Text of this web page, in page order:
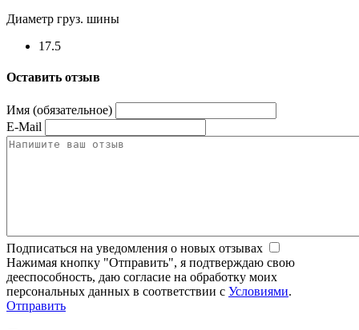
Диаметр груз. шины
17.5
Оставить отзыв
Имя (обязательное)
E-Mail
Подписаться на уведомления о новых отзывах
Нажимая кнопку "Отправить", я подтверждаю свою
дееспособность, даю согласие на обработку моих
персональных данных в соответствии с Условиями.
Отправить